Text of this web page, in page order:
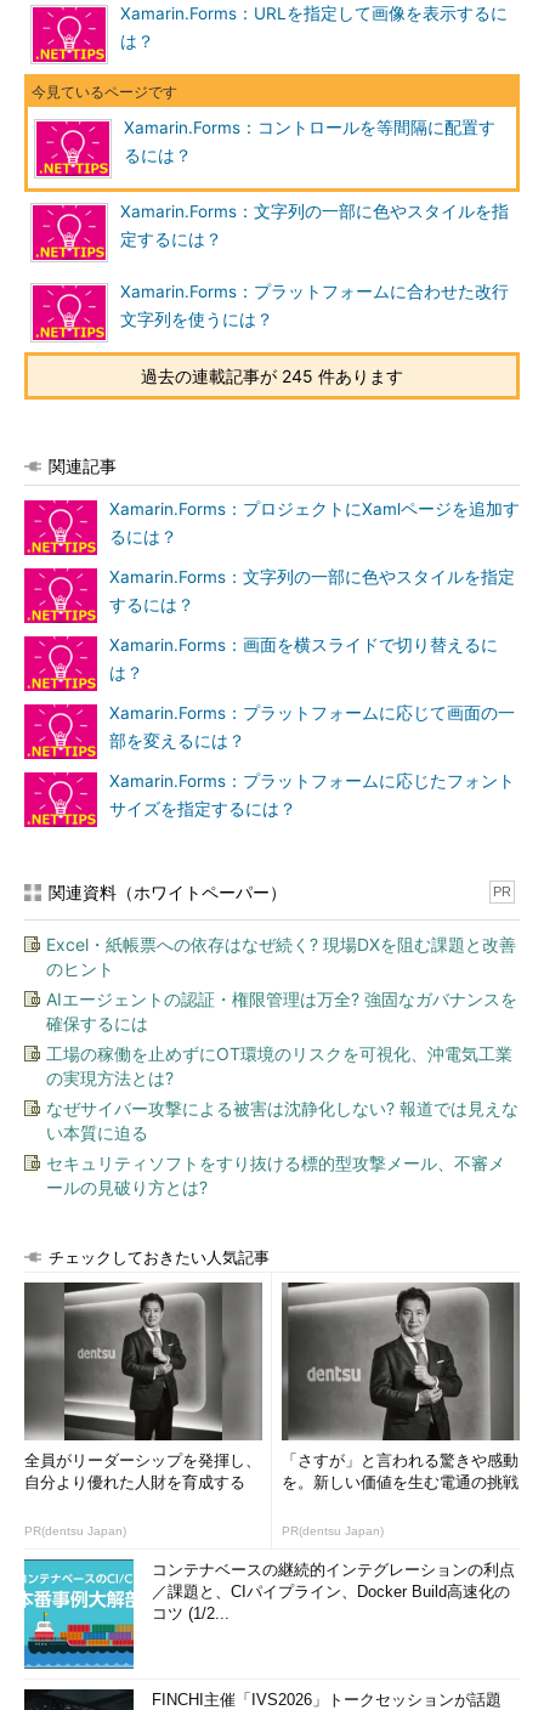
Xamarin.Forms：URLを指定して画像を表示するに
は？
Xamarin.Forms：コントロールを等間隔に配置す
るには？
Xamarin.Forms：文字列の一部に色やスタイルを指
定するには？
Xamarin.Forms：プラットフォームに合わせた改行
文字列を使うには？
過去の連載記事が 245 件あります
関連記事
Xamarin.Forms：プロジェクトにXamlページを追加す
るには？
Xamarin.Forms：文字列の一部に色やスタイルを指定
するには？
Xamarin.Forms：画面を横スライドで切り替えるに
は？
Xamarin.Forms：プラットフォームに応じて画面の一
部を変えるには？
Xamarin.Forms：プラットフォームに応じたフォント
サイズを指定するには？
関連資料（ホワイトペーパー） PR
Excel・紙帳票への依存はなぜ続く? 現場DXを阻む課題と改善
のヒント
AIエージェントの認証・権限管理は万全? 強固なガバナンスを
確保するには
工場の稼働を止めずにOT環境のリスクを可視化、沖電気工業
の実現方法とは?
なぜサイバー攻撃による被害は沈静化しない? 報道では見えな
い本質に迫る
セキュリティソフトをすり抜ける標的型攻撃メール、不審メ
ールの見破り方とは?
チェックしておきたい人気記事
全員がリーダーシップを発揮し、
自分より優れた人財を育成する
PR(dentsu Japan)
「さすが」と言われる驚きや感動
を。新しい価値を生む電通の挑戦
PR(dentsu Japan)
コンテナベースの継続的インテグレーションの利点
／課題と、CIパイプライン、Docker Build高速化の
コツ (1/2...
FINCHI主催「IVS2026」トークセッションが話題